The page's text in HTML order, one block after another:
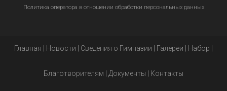
Политика оператора в отношении обработки персональных данных
Главная | Новости | Сведения о Гимназии | Галереи | Набор |
Благотворителям | Документы | Контакты